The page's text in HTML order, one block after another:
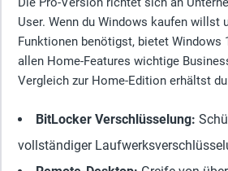
User. Wenn du Windows kaufen willst
Funktionen benötigst, bietet Windows
allen Home-Features wichtige
Vergleich zur Home-Edition erhältst
BitLocker Verschlüsselung:
vollständiger